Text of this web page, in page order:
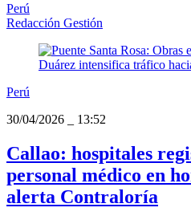
Perú
Redacción Gestión
Perú
30/04/2026
13:52
Callao: hospitales
personal médico en
alerta Contraloría